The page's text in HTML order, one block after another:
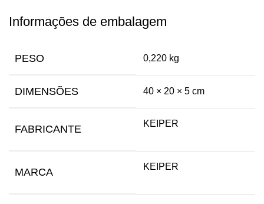
Informações de embalagem
PESO 0,220 kg
DIMENSÕES 40 × 20 × 5 cm
FABRICANTE KEIPER
MARCA KEIPER